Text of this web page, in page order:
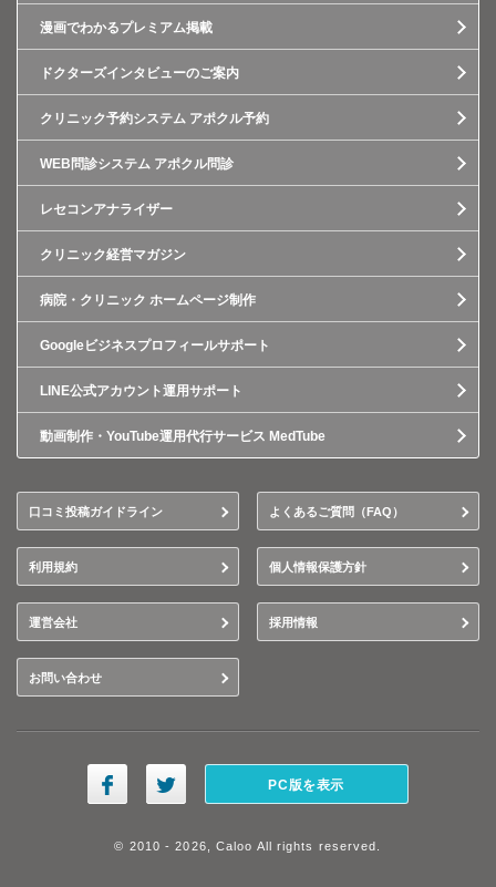
漫画でわかるプレミアム掲載
ドクターズインタビューのご案内
クリニック予約システム アポクル予約
WEB問診システム アポクル問診
レセコンアナライザー
クリニック経営マガジン
病院・クリニック ホームページ制作
Googleビジネスプロフィールサポート
LINE公式アカウント運用サポート
動画制作・YouTube運用代行サービス MedTube
口コミ投稿ガイドライン よくあるご質問（FAQ）
利用規約 個人情報保護方針
運営会社 採用情報
お問い合わせ
PC版を表示
© 2010 - 2026, Caloo All rights reserved.